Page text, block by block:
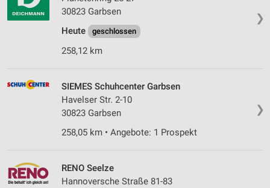
❯
30823 Garbsen
Heute
geschlossen
258,12 km
❯
SIEMES Schuhcenter Garbsen
Havelser Str. 2-10
30823 Garbsen
258,05 km • Angebote: 1 Prospekt
RENO Seelze
Hannoversche Straße 81-83